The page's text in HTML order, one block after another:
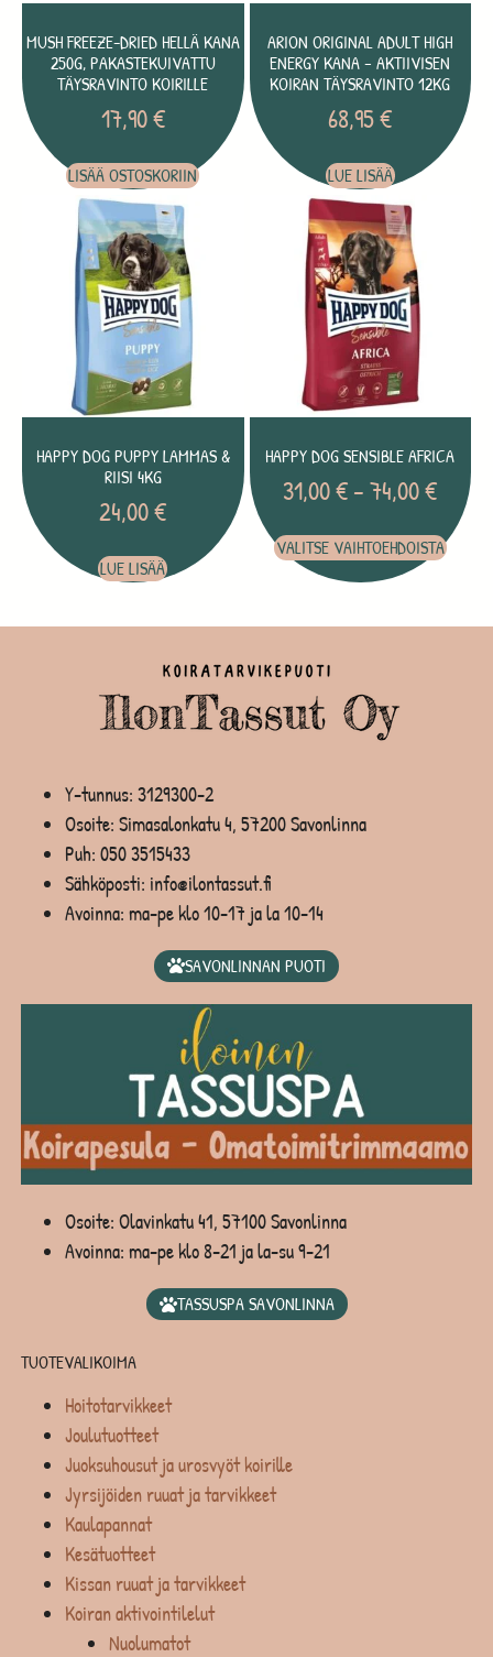
MUSH FREEZE-DRIED HELLÄ KANA
250G, PAKASTEKUIVATTU
TÄYSRAVINTO KOIRILLE
17,90€
LISÄÄ OSTOSKORIIN
ARION ORIGINAL ADULT HIGH
ENERGY KANA – AKTIIVISEN
KOIRAN TÄYSRAVINTO 12KG
68,95€
LUE LISÄÄ
HAPPY DOG PUPPY LAMMAS &
RIISI 4KG
24,00€
LUE LISÄÄ
HAPPY DOG SENSIBLE AFRICA
31,00€– 74,00€
VALITSE VAIHTOEHDOISTA
Y-tunnus: 3129300-2
Osoite: Simasalonkatu 4, 57200 Savonlinna
Puh: 050 3515433
Sähköposti: info@ilontassut.fi
Avoinna: ma-pe klo 10-17 ja la 10-14
SAVONLINNAN PUOTI
Osoite: Olavinkatu 41, 57100 Savonlinna
Avoinna: ma-pe klo 8-21 ja la-su 9-21
TASSUSPA SAVONLINNA
TUOTEVALIKOIMA
Hoitotarvikkeet
Joulutuotteet
Juoksuhousut ja urosvyöt koirille
Jyrsijöiden ruuat ja tarvikkeet
Kaulapannat
Kesätuotteet
Kissan ruuat ja tarvikkeet
Koiran aktivointilelut
Nuolumatot